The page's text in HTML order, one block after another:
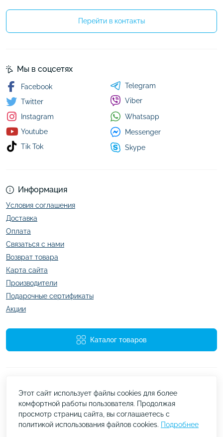
Перейти в контакты
Информация
Условия соглашения
Доставка
Оплата
Связаться с нами
Возврат товара
Карта сайта
Производители
Подарочные сертификаты
Акции
Каталог товаров
Мы в соцсетях
Facebook
Twitter
Instagram
Youtube
Tik Tok
Telegram
Viber
Whatsapp
Messenger
Skype
Работает наocStore
kazachok.com.ua © 2026
Этот сайт использует файлы cookies для более
комфортной работы пользователя. Продолжая
просмотр страниц сайта, вы соглашаетесь с
политикой использования файлов cookies. Подробнее